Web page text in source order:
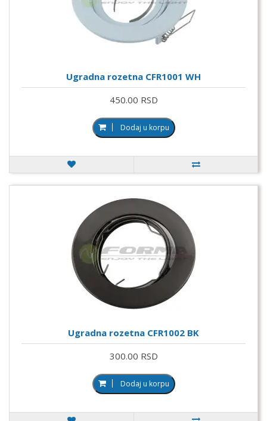
Ugradna rozetna CFR1001 WH
450.00 RSD
Dodaj u korpu
Ugradna rozetna CFR1002 BK
300.00 RSD
Dodaj u korpu